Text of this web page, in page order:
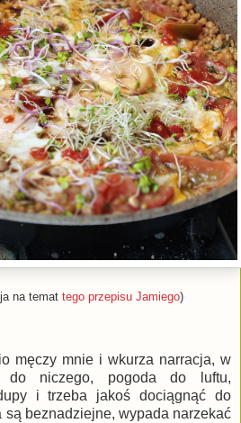
na temat tego przepisu Jamiego)
męczy mnie i wkurza narracja, w
do niczego, pogoda do luftu,
i trzeba jakoś dociągnąć do
beznadziejne, wypada narzekać